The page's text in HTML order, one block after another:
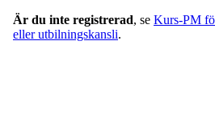
Är du inte registrerad, se Kurs-PM
eller utbilningskansli.